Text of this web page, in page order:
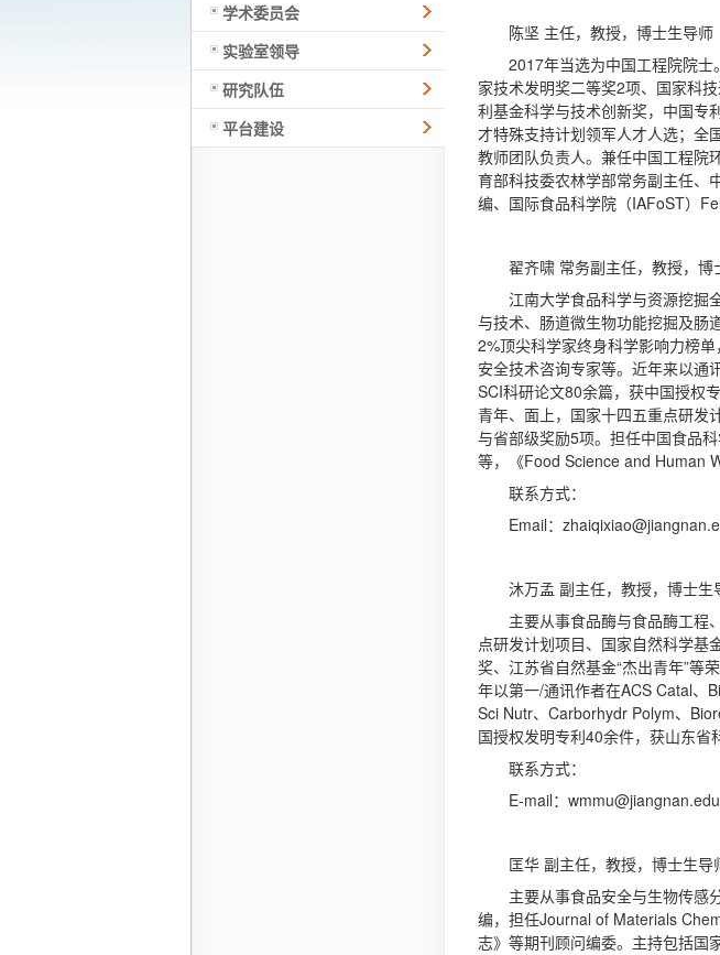
陈坚 主任，教授，博士生导师
2017年当选为中国工程院院
家技术发明奖二等奖2项、国家科
利基金科学与技术创新奖，中国专
才特殊支持计划领军人才人选；全
教师团队负责人。兼任中国工程院
育部科技委农林学部常务副主任、
编、国际食品科学院（IAFoST）
翟齐啸 常务副主任，教授，博
江南大学食品科学与资源挖掘
与技术、肠道微生物功能挖掘及肠
2%顶尖科学家终身科学影响力榜
安全技术咨询专家等。近年来以通
SCI科研论文80余篇，获中国授权
青年、面上，国家十四五重点研发
与省部级奖励5项。担任中国食品
等，《Food Science and Human
联系方式：
Email：
沐万孟 副主任，教授，博士生
主要从事食品酶与食品酶工程
点研发计划项目、国家自然科学基
奖、江苏省自然基金“杰出青年”等
年以第一/通讯作者在ACS Catal、
Sci Nutr、Carborhydr Polym、
国授权发明专利40余件，获山东省
联系方式：
E-mail：
匡华 副主任，教授，博士生导
主要从事食品安全与生物传感
编，担任Journal of Materials
志》等期刊顾问编委。主持包括国
学术委员会
实验室领导
研究队伍
平台建设